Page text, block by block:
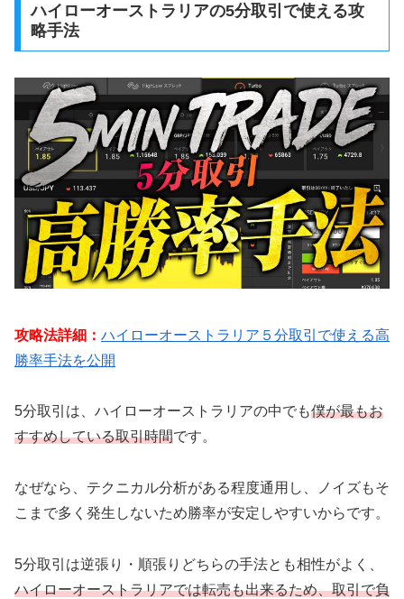
ハイローオーストラリアの5分取引で使える攻
略手法
攻略法詳細： ハイローオーストラリア５分取引で使える高
勝率手法を公開
5分取引は、ハイローオーストラリアの中でも僕が最もお
すすめしている取引時間です。
なぜなら、テクニカル分析がある程度通用し、ノイズもそ
こまで多く発生しないため勝率が安定しやすいからです。
5分取引は逆張り・順張りどちらの手法とも相性がよく、
ハイローオーストラリアでは転売も出来るため、取引で負